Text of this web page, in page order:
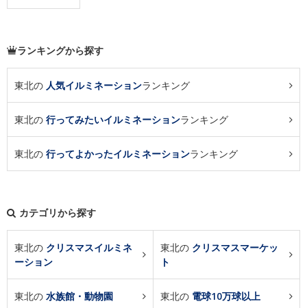
ランキングから探す
東北の 人気イルミネーションランキング
東北の 行ってみたいイルミネーションランキング
東北の 行ってよかったイルミネーションランキング
カテゴリから探す
東北の クリスマスイルミネ
ーション
東北の クリスマスマーケッ
ト
東北の 水族館・動物園 東北の 電球10万球以上